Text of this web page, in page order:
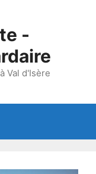
-
Val d'Isère